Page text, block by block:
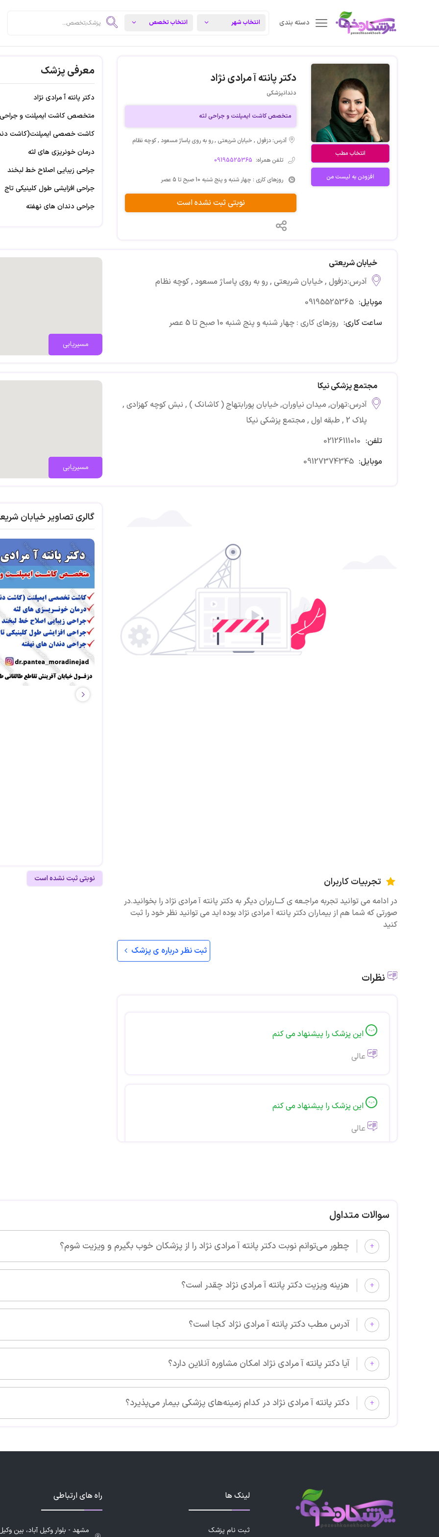
دسته بندی
انتخاب مطب
افزودن به لیست من
دکتر پانته آ مرادی نژاد
دندانپزشکی
متخصص کاشت ایمپلنت و جراحی لثه
آدرس: دزفول , خیابان شریعتی , رو به روی پاساژ مسعود , کوچه نظام
تلفن همراه: 09195525365
روزهای کاری : چهار شنبه و پنج شنبه 10 صبح تا 5 عصر
نوبتی ثبت نشده است
معرفی پزشک
دکتر پانته آ مرادی نژاد
متخصص کاشت ایمپلنت و جراحی
کاشت خصصی ایمپلنت(کاشت
درمان خونریزی های لثه
جراحی زیبایی اصلاح خط لبخند
جراحی افزایشی طول کلینیکی تاج
جراحی دندان های نهفته
فلوشیپ لیزر از آخن آلمان
خیابان شریعتی
آدرس:دزفول , خیابان شریعتی , رو به روی پاساژ مسعود , کوچه نظام
موبایل: 09195525365
ساعت کاری: روزهای کاری : چهار شنبه و پنج شنبه 10 صبح تا 5 عصر
مسیریابی
مجتمع پزشکی نیکا
آدرس:تهران, میدان نیاوران, خیابان پورابتهاج ( کاشانک ) , نبش کوچه کهزادی ,
پلاک 2 , طبقه اول , مجتمع پزشکی نیکا
تلفن: 02126111010
موبایل: 09127374345 مسیریابی
گالری تصاویر خیابان
تجربیات کاربران
در ادامه می توانید تجربه مراجـعه ی کـــاربران دیگر به دکتر پانته آ مرادی نژاد را بخوانید.در
صورتی که شما هم از بیماران دکتر پانته آ مرادی نژاد بوده اید می توانید نظر خود را ثبت
کنید
ثبت نظر درباره ی پزشک
نظرات
این پزشک را پیشنهاد می کنم
عالی
این پزشک را پیشنهاد می کنم
عالی
برای انجام ایمپلنت به خانم دکتر مراجعه کردم کارشون فوق العاده است و
پزشک بسیارخوش اخلاقی هستن
این پزشک را پیشنهاد می کنم
عالی
نوبتی ثبت نشده است
سوالات متداول
+ چطور می‌توانم نوبت دکتر پانته آ مرادی نژاد را از پزشکان خوب بگیرم و ویزیت شوم؟
+ هزینه ویزیت دکتر پانته آ مرادی نژاد چقدر است؟
+ آدرس مطب دکتر پانته آ مرادی نژاد کجا است؟
+ آیا دکتر پانته آ مرادی نژاد امکان مشاوره آنلاین دارد؟
+ دکتر پانته آ مرادی نژاد در کدام زمینه‌های پزشکی بیمار می‌پذیرد؟
لینک ها
ثبت نام پزشک
راه های ارتباطی